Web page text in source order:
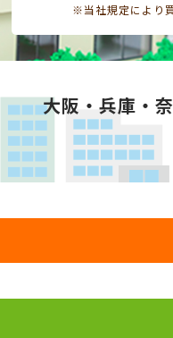
※当社規定により
大阪・兵庫・